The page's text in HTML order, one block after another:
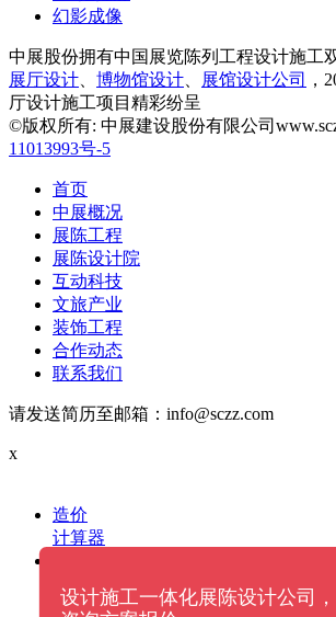
幻影成像
中展股份拥有中国展览陈列工程设计施工
展厅设计
博物馆设计 展馆设计公司
，
厅设计施工项目精彩纷呈
©版权所有: 中展建设股份有限公司
11013993号-5
首页
中展概况
展陈工程
展陈设计院
互动科技
文旅产业
装饰工程
合作动态
联系我们
请发送简历至邮箱：info@sczz.com
x
造价
计算器
给我们拨打电话13060000870
设计施工一体化展陈设计公司